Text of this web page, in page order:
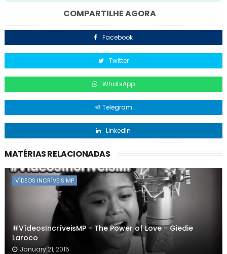
COMPARTILHE AGORA
Facebook
Twitter
WhatsApp
Telegram
LinkedIn
MATÉRIAS RELACIONADAS
VÍDEOS INCRÍVEIS MP
#VídeosIncríveisMP - The Power of Love - Giedie
Laroco
January 21, 2015